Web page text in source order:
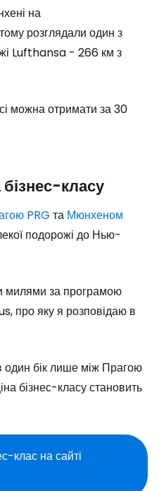
на
розглядали один з
Lufthansa - 266 км з
можна отримати за 30
бізнес-класу
PRG та Мюнхеном
подорожі до Нью-
милями за програмою
про яку я розповідаю в
один бік лише між Прагою
бізнес-класу становить
клас на сайті